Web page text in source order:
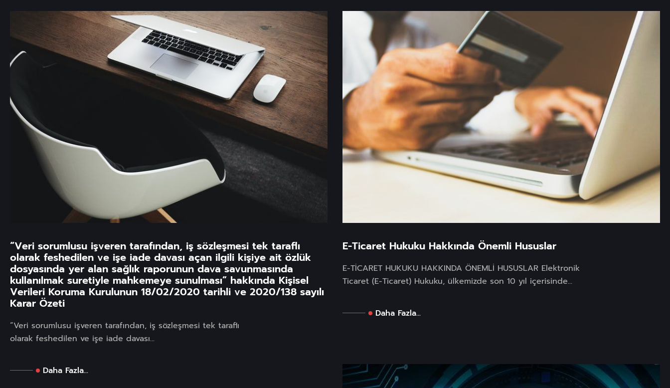
“Veri sorumlusu işveren tarafından, iş sözleşmesi tek taraflı
olarak feshedilen ve işe iade davası açan ilgili kişiye ait özlük
dosyasında yer alan sağlık raporunun dava savunmasında
kullanılmak suretiyle mahkemeye sunulması” hakkında Kişisel
Verileri Koruma Kurulunun 18/02/2020 tarihli ve 2020/138 sayılı
Karar Özeti
“Veri sorumlusu işveren tarafından, iş sözleşmesi tek taraflı
olarak feshedilen ve işe iade davası...
Daha Fazla...
E-Ticaret Hukuku Hakkında Önemli Hususlar
E-TİCARET HUKUKU HAKKINDA ÖNEMLİ HUSUSLAR Elektronik
Ticaret (E-Ticaret) Hukuku, ülkemizde son 10 yıl içerisinde...
Daha Fazla...